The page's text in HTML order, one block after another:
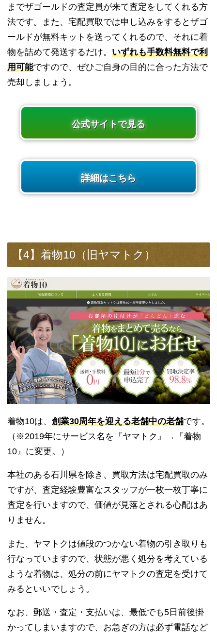
までザゴールドの査定員が来て査定をしてくれる方
法です。また、宅配買取では申し込みをするとザゴ
ールドが無料キットを送ってくれるので、それに着
物を詰めて発送するだけ。 いずれも手数料無料で利
用可能ですので、ぜひご自身の目的に合った方法で
売却しましょう。
公式サイトで見る
詳細はこちら
【4】着物10（旧ヤマトク）
着物10は、 創業30周年を迎える老舗中の老舗です。
（※2019年にサービス名を『ヤマトク』→『着物
10』に変更。）
本社のある石川県を除き、買取方法は宅配買取のみ
ですが、査定経験豊富なスタッフが一枚一枚丁寧に
査定を行いますので、価値が見落とされる心配はあ
りません。
また、ヤマトクは値段のつかない着物の引き取りも
行なっていますので、状態が悪く処分を考えている
ような着物は、処分の前にヤマトクの査定を受けて
みるといいでしょう。
なお、郵送・査定・支払いは、最低でも5日前後掛
かってしまいますので、お急ぎの方は必ず電話など